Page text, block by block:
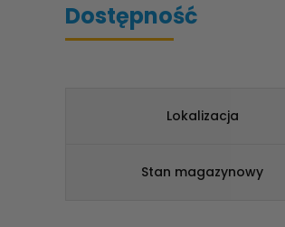
Dostępność
Lokalizacja
Stan magazynowy